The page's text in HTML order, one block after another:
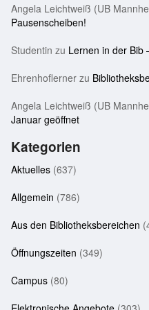
Angela Leichtweiß (UB
Pausenscheiben!
Studentin zu Lernen in der Bib
Ehrenhoflerner zu
Angela Leichtweiß (UB
Januar geöffnet
Kategorien
Aktuelles (637)
Allgemein (786)
Aus den Bibliotheksbereichen
Öffnungszeiten (349)
Campus (80)